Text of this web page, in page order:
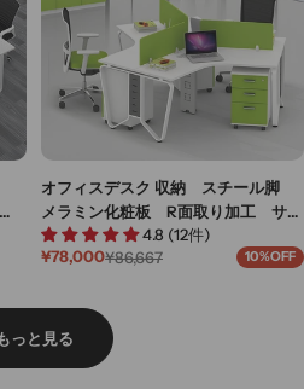
オフィスデスク 収納 スチール脚
メラミン化粧板 R面取り加工 サイ
ドワゴン キャスター付き 長持ち
しやすい オレンジ カスタマイズ
4.8 (12件)
セ
ル
価
格
¥78,000
通
価
格
¥86,667 10%OFF
っと見る